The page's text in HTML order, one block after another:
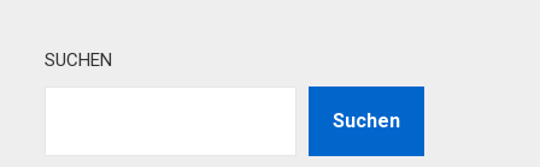
SUCHEN
Suchen